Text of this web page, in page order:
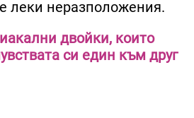
леки неразположения.
двойки, които
си един към друг